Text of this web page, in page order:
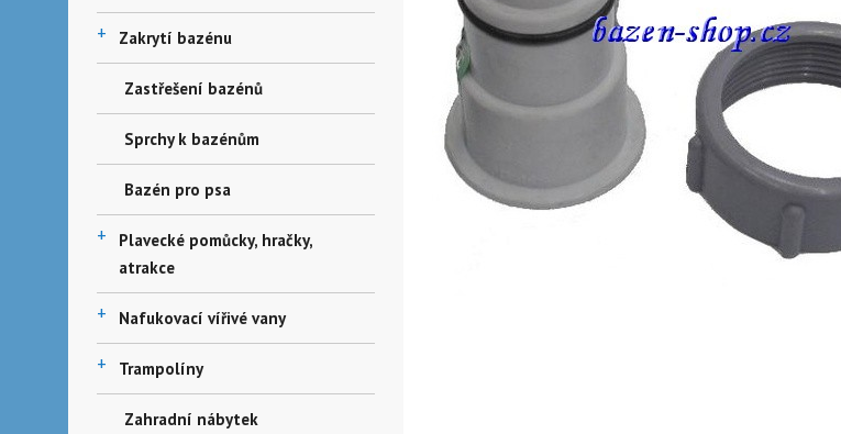
+ Zakrytí bazénu
Zastřešení bazénů
Sprchy k bazénům
Bazén pro psa
+
Plavecké pomůcky, hračky,
atrakce
+ Nafukovací vířivé vany
+ Trampolíny
Zahradní nábytek